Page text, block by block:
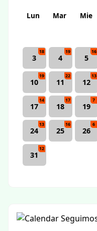
Lun Mar Mie
3
18
4
19
5
16
10
19
11
22
12
13
17
14
18
17
19
7
24
13
25
16
26
6
31
12